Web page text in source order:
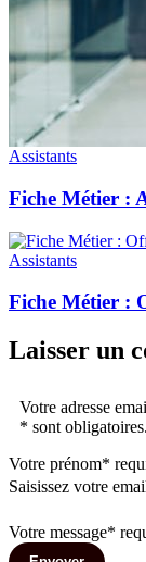
Assistants
Fiche Métier :
Assistants
Fiche Métier :
Laisser un
Votre adresse
* sont obligatoires.
Votre prénom*
Saisissez votre
Votre message*